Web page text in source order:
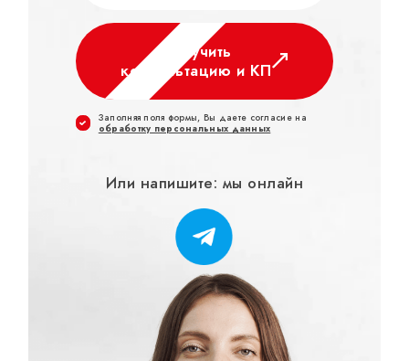
Получить
консультацию и КП
Заполняя поля формы, Вы даете согласие на
обработку персональных данных
Или напишите: мы онлайн